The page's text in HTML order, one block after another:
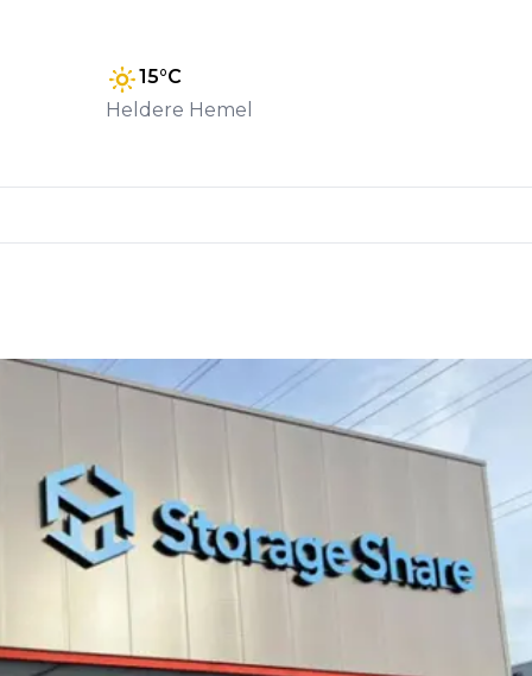
15°C
Heldere Hemel